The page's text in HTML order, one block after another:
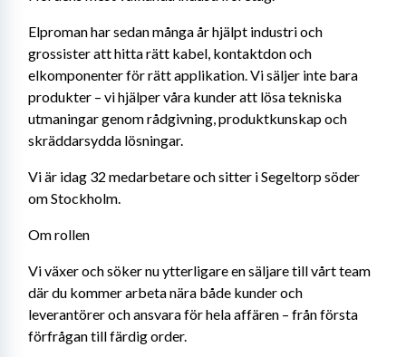
Elproman har sedan många år hjälpt industri och
grossister att hitta rätt kabel, kontaktdon och
elkomponenter för rätt applikation. Vi säljer inte bara
produkter – vi hjälper våra kunder att lösa tekniska
utmaningar genom rådgivning, produktkunskap och
skräddarsydda lösningar.
Vi är idag 32 medarbetare och sitter i Segeltorp söder
om Stockholm.
Om rollen
Vi växer och söker nu ytterligare en säljare till vårt team
där du kommer arbeta nära både kunder och
leverantörer och ansvara för hela affären – från första
förfrågan till färdig order.